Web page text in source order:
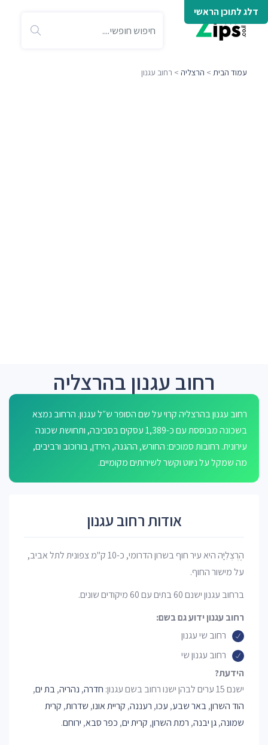
דלג לתוכן הראשי
עמוד הבית > הרצליה > רחוב עגנון
רחוב עגנון בהרצליה
רחוב עגנון בהרצליה קרוי על שם הסופר ש״ל עגנון. הרחוב נמצא
בשכונה מבוססת עם כ-1,389 עסקים בסביבה, ותחושת שכונה
עירונית. רחובות סמוכים: החורש, ההגנה, הירדן, בורוכוב ורביבים,
מה שמקל על ניווט וקשר לשירותים מקומיים.
אודות רחוב עגנון
הֶרְצְלִיָּה היא עיר חוף בשרון הדרומי, כ-10 ק"מ צפונית לתל אביב,
על מישור החוף.
ברחוב עגנון ישנם 60 בתים עם 60 מיקודים שונים.
רחוב עגנון ידוע גם בשם:
רחוב שי עגנון
רחוב עגנון שי
הידעת?
ישנם 15 ערים לבהן ישנו רחוב בשם עגנון:
חדרה, נהריה,בת ים,
הוד השרון,באר שבע, עכו, רעננה, קריית אונו, שדרות, קרית
שמונה,גן יבנה, רמת השרון, קרית ים, כפר סבא, ירוחם.